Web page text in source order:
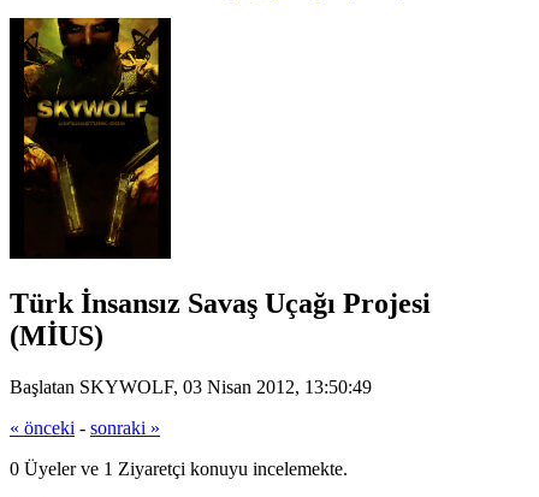
Türk İnsansız Savaş Uçağı Projesi
(MİUS)
Başlatan SKYWOLF, 03 Nisan 2012, 13:50:49
« önceki - sonraki »
0 Üyeler ve 1 Ziyaretçi konuyu incelemekte.